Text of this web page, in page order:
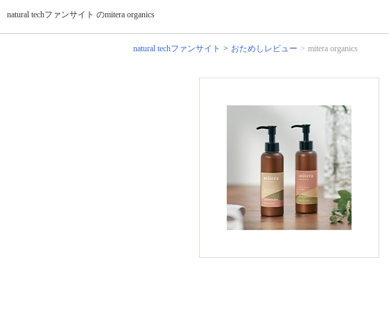
natural techファンサイト のmitera organics
natural techファンサイト おためしレビュー mitera organics